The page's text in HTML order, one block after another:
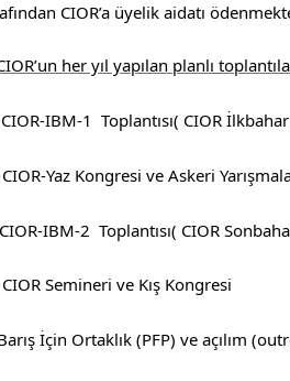
CIOR’a üyelik aidatı
her yıl yapılan planlı
IBM-1 Toplantısı( CIOR İlkbahar
Yaz Kongresi ve Askeri
IBM-2 Toplantısı( CIOR
Semineri ve Kış Kongresi
İçin Ortaklık (PFP) ve açılım